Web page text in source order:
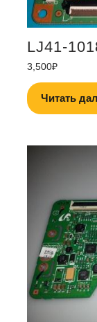
LJ41-
3,500₽
Читать